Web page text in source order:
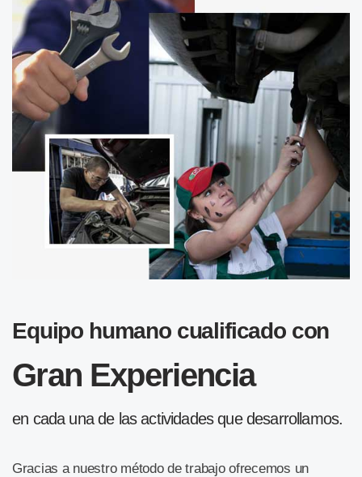
Equipo humano cualificado con
Gran Experiencia
en cada una de las actividades que desarrollamos.
Gracias a nuestro método de trabajo ofrecemos un